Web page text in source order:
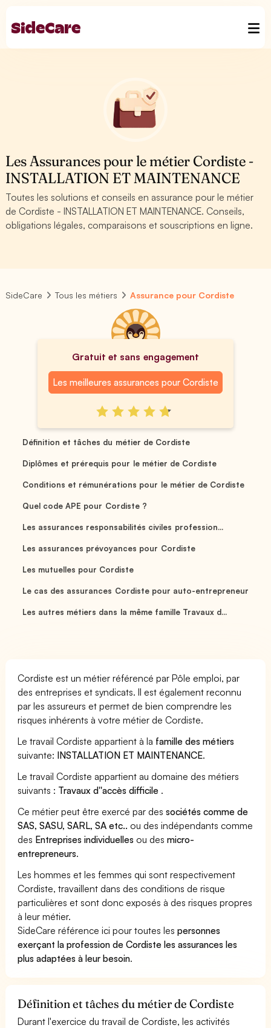
Les Assurances pour le métier Cordiste -
INSTALLATION ET MAINTENANCE
Toutes les solutions et conseils en assurance pour le métier
de Cordiste - INSTALLATION ET MAINTENANCE. Conseils,
obligations légales, comparaisons et souscriptions en ligne.
SideCare Tous les métiers Assurance pour Cordiste
Gratuit et sans engagement
Les meilleures assurances pour Cordiste
Définition et tâches du métier de Cordiste
Diplômes et prérequis pour le métier de Cordiste
Conditions et rémunérations pour le métier de Cordiste
Quel code APE pour Cordiste ?
Les assurances responsabilités civiles profession...
Les assurances prévoyances pour Cordiste
Les mutuelles pour Cordiste
Le cas des assurances Cordiste pour auto-entrepreneur
Les autres métiers dans la même famille Travaux d...
Cordiste est un métier référencé par Pôle emploi, par
des entreprises et syndicats. Il est également reconnu
par les assureurs et permet de bien comprendre les
risques inhérents à votre métier de Cordiste.
Le travail Cordiste appartient à la famille des métiers
suivante: INSTALLATION ET MAINTENANCE.
Le travail Cordiste appartient au domaine des métiers
suivants : Travaux d''accès difficile .
Ce métier peut être exercé par dessociétés comme de
SAS, SASU, SARL, SA etc.. ou des indépendants comme
des Entreprises individuelles ou desmicro-
entrepreneurs.
Les hommes et les femmes qui sont respectivement
Cordiste, travaillent dans des conditions de risque
particulières et sont donc exposés à des risques propres
à leur métier.
SideCare référence ici pour toutes lespersonnes
exerçant la profession de Cordiste les assurances les
plus adaptées à leur besoin.
Définition et tâches du métier de Cordiste
Durant l'exercice du travail de Cordiste, les activités